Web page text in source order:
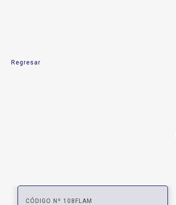
Regresar
CÓDIGO Nº 108FLAM